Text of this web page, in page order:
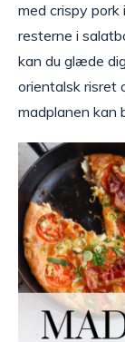
med crispy pork
resterne i
kan du glæde
orientalsk risret
madplanen kan